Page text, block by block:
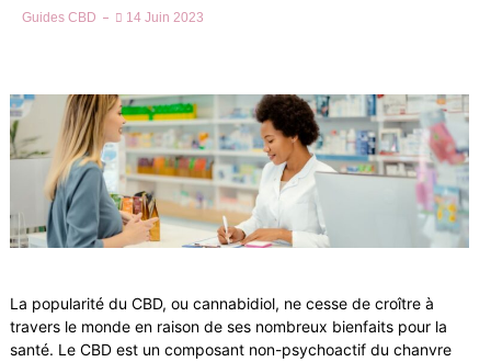
Guides CBD 14 Juin 2023
La popularité du CBD, ou cannabidiol, ne cesse de croître à
travers le monde en raison de ses nombreux bienfaits pour la
santé. Le CBD est un composant non-psychoactif du chanvre